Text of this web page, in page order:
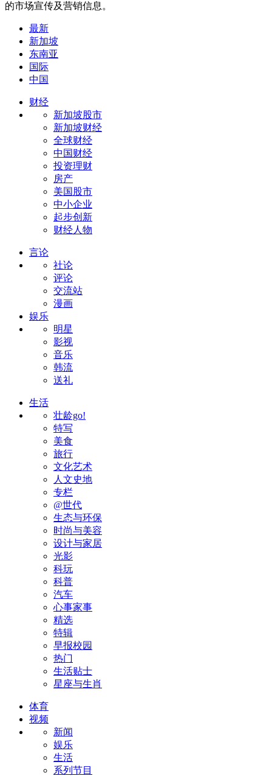
的市场宣传及营销信息。
最新
新加坡
东南亚
国际
中国
财经
新加坡股市
新加坡财经
全球财经
中国财经
投资理财
房产
美国股市
中小企业
起步创新
财经人物
言论
社论
评论
交流站
漫画
娱乐
明星
影视
音乐
韩流
送礼
生活
壮龄go!
特写
美食
旅行
文化艺术
人文史地
专栏
@世代
生态与环保
时尚与美容
设计与家居
光影
科玩
科普
汽车
心事家事
精选
特辑
早报校园
热门
生活贴士
星座与生肖
体育
视频
新闻
娱乐
生活
系列节目